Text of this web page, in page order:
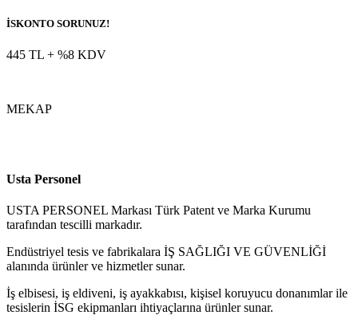
İSKONTO SORUNUZ!
445 TL + %8 KDV
MEKAP
Usta Personel
USTA PERSONEL Markası Türk Patent ve Marka Kurumu
tarafından tescilli markadır.
Endüstriyel tesis ve fabrikalara İŞ SAĞLIĞI VE GÜVENLİĞİ
alanında ürünler ve hizmetler sunar.
İş elbisesi, iş eldiveni, iş ayakkabısı, kişisel koruyucu donanımlar ile
tesislerin İSG ekipmanları ihtiyaçlarına ürünler sunar.